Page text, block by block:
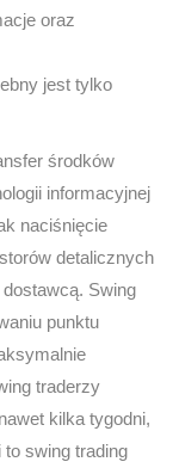
oraz
jest tylko
środków
informacyjnej
naciśnięcie
detalicznych
Swing
punktu
traderzy
kilka tygodni,
swing trading